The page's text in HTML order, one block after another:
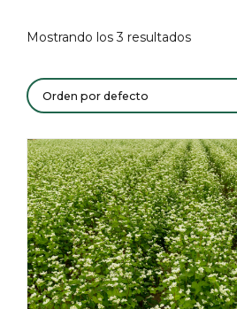
Mostrando los 3 resultados